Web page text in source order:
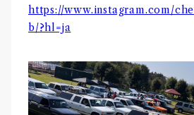
https://www.instagram.com/
b/?hl=ja